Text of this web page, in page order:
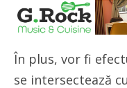
În plus, vor fi
se intersectează